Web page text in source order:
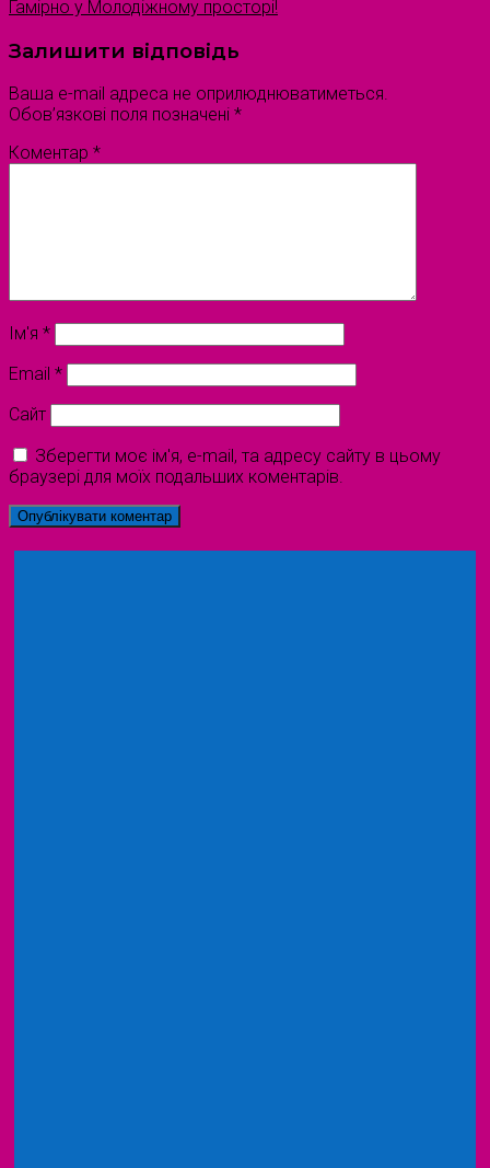
Гамірно у Молодіжному просторі!
Залишити відповідь
Ваша e-mail адреса не оприлюднюватиметься.
Обов’язкові поля позначені *
Коментар *
Ім'я *
Email *
Сайт
Зберегти моє ім'я, e-mail, та адресу сайту в цьому
браузері для моїх подальших коментарів.